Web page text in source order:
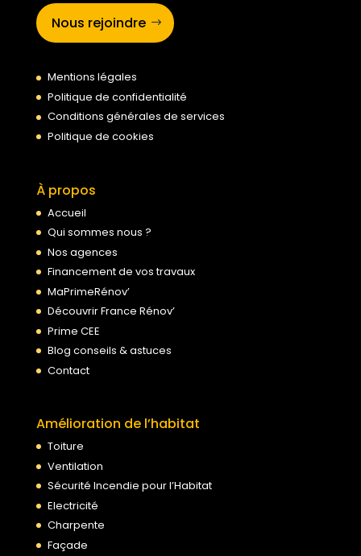
Nous rejoindre
Mentions légales
Politique de confidentialité
Conditions générales de services
Politique de cookies
À propos
Accueil
Qui sommes nous ?
Nos agences
Financement de vos travaux
MaPrimeRénov’
Découvrir France Rénov’
Prime CEE
Blog conseils & astuces
Contact
Amélioration de l’habitat
Toiture
Ventilation
Sécurité Incendie pour l’Habitat
Electricité
Charpente
Façade